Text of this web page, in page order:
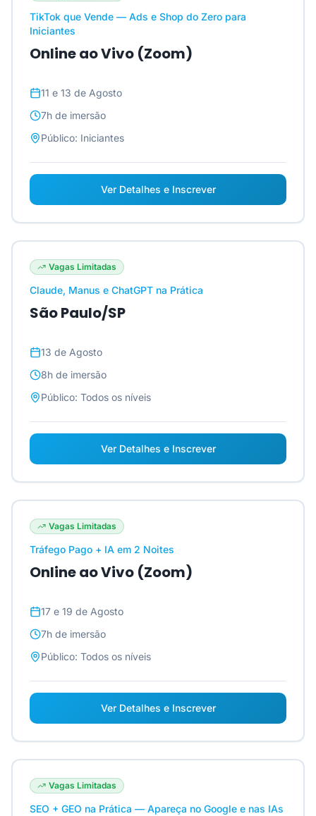
TikTok que Vende — Ads e Shop do Zero para
Iniciantes
Online ao Vivo (Zoom)
11 e 13 de Agosto
7h de imersão
Público: Iniciantes
Ver Detalhes e Inscrever
Vagas Limitadas
Claude, Manus e ChatGPT na Prática
São Paulo/SP
13 de Agosto
8h de imersão
Público: Todos os níveis
Ver Detalhes e Inscrever
Vagas Limitadas
Tráfego Pago + IA em 2 Noites
Online ao Vivo (Zoom)
17 e 19 de Agosto
7h de imersão
Público: Todos os níveis
Ver Detalhes e Inscrever
Vagas Limitadas
SEO + GEO na Prática — Apareça no Google e nas IAs